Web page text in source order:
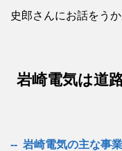
史郎さんにお話をうか
岩崎電気は道
岩崎電気の主な事